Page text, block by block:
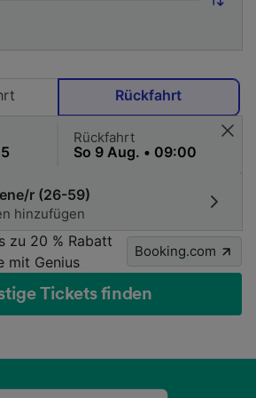
Rückfahrt
Rückfahrt
r (26-59)
hinzufügen
zu 20 % Rabatt
mit Genius
Booking.com
Tickets finden